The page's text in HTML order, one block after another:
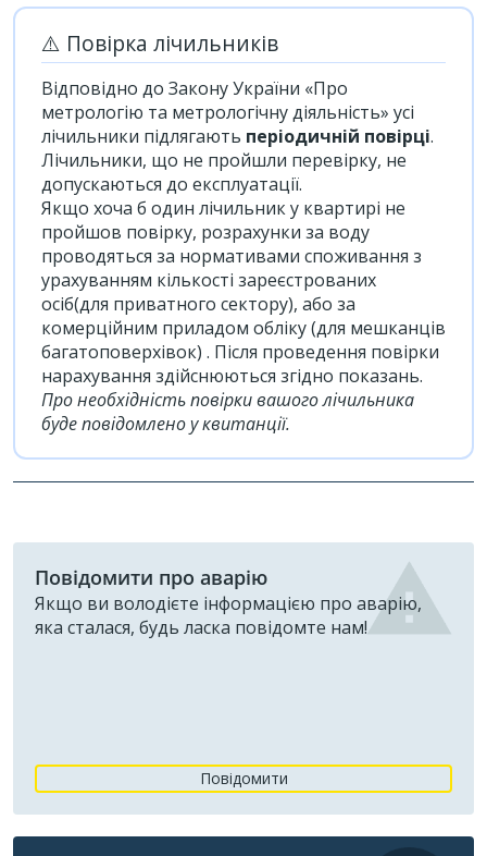
⚠️ Повірка лічильників
Відповідно до Закону України «Про
метрологію та метрологічну діяльність» усі
лічильники підлягають періодичній повірці.
Лічильники, що не пройшли перевірку, не
допускаються до експлуатації.
Якщо хоча б один лічильник у квартирі не
пройшов повірку, розрахунки за воду
проводяться за нормативами споживання з
урахуванням кількості зареєстрованих
осіб(для приватного сектору), або за
комерційним приладом обліку (для мешканців
багатоповерхівок) . Після проведення повірки
нарахування здійснюються згідно показань.
Про необхідність повірки вашого лічильника
буде повідомлено у квитанції.
Повідомити про аварію
Якщо ви володієте інформацією про аварію,
яка сталася, будь ласка повідомте нам!
Повідомити